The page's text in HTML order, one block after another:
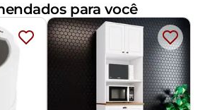
para você